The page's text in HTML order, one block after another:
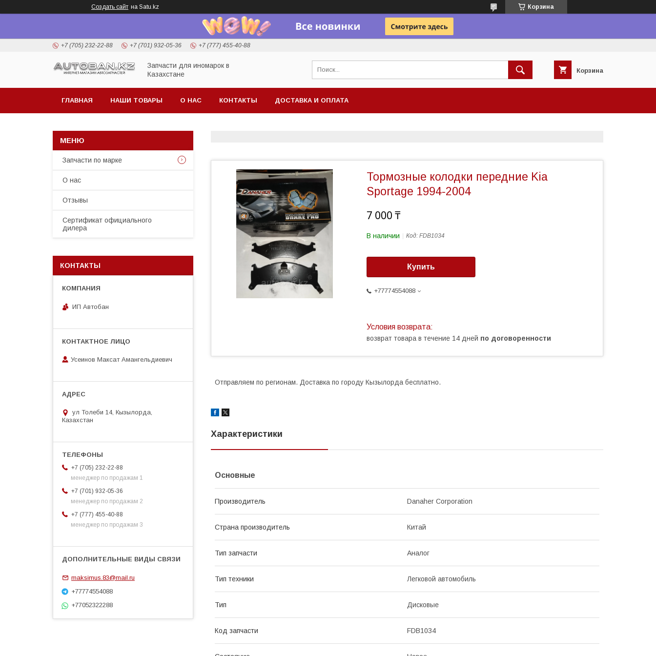
Создать сайт на Satu.kz Корзина
+7 (705) 232-22-88 +7 (701) 932-05-36 +7 (777) 455-40-88
Запчасти для иномарок в
Казахстане
Корзина
ГЛАВНАЯ НАШИ ТОВАРЫ О НАС КОНТАКТЫ ДОСТАВКА И ОПЛАТА
Тормозные колодки передние Kia
Sportage 1994-2004
7 000 ₸
В наличии Код: FDB1034
Купить
+77774554088
возврат товара в течение 14 дней по договоренности
Отправляем по регионам. Доставка по городу Кызылорда бесплатно.
Характеристики
Основные
Производитель Danaher Corporation
Страна производитель Китай
Тип запчасти Аналог
Тип техники Легковой автомобиль
Тип Дисковые
Код запчасти FDB1034
Запчасти по марке
О нас
Отзывы
Сертификат официального
дилера
КОНТАКТЫ
ИП Автобан
Усеинов Максат Амангельдиевич
ул Толеби 14, Кызылорда,
Казахстан
+7 (705) 232-22-88
менеджер по продажам 1
+7 (701) 932-05-36
менеджер по продажам 2
+7 (777) 455-40-88
менеджер по продажам 3
maksimus.83@mail.ru
+77774554088
+77052322288